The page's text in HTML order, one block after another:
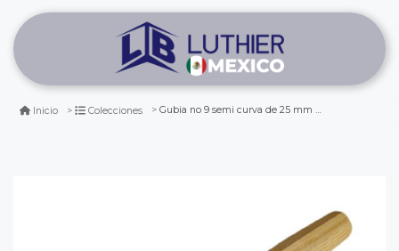
Inicio Colecciones Gubia no 9 semi curva de 25 mm de ancho